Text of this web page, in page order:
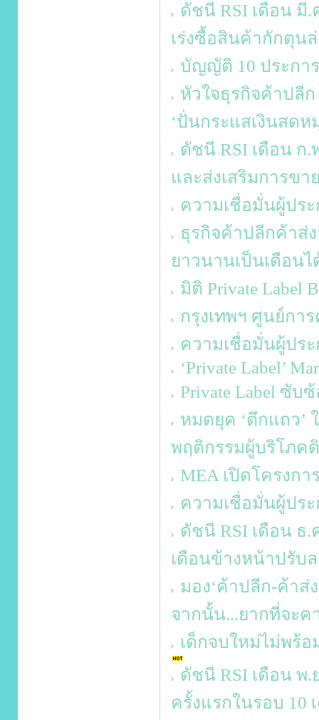
ดัชนี RSI เดือน มี
เร่งซื้อสินค้ากักตุนล่
บัญญัติ 10 ประการ
หัวใจธุรกิจค้าปลี
‘ปั่นกระแสเงินสดห
ดัชนี RSI เดือน ก.
และส่งเสริมการข
ความเชื่อมั่นผู้ปร
ธุรกิจค้าปลีกค้าส่
ยาวนานเป็นเดือนไ
มิติ Private Label
กรุงเทพฯ ศูนย์การ
ความเชื่อมั่นผู้ปร
‘Private Label’
Private Label ซั
หมดยุค ‘ตึกแถว’
พฤติกรรมผู้บริโภค
MEA เปิดโครงกา
ความเชื่อมั่นผู้ปร
ดัชนี RSI เดือน ธ.
เดือนข้างหน้าปรับ
มอง‘ค้าปลีก-ค้าส่
จากนั้น...ยากที่จะค
เด็กจบใหม่ไม่พร้อ
ดัชนี RSI เดือน พ.
ครั้งแรกในรอบ 10